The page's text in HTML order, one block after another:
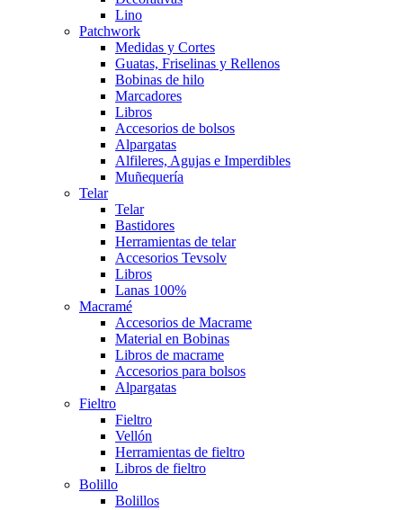
Lino
Patchwork
Medidas y Cortes
Guatas, Friselinas y Rellenos
Bobinas de hilo
Marcadores
Libros
Accesorios de bolsos
Alpargatas
Alfileres, Agujas e Imperdibles
Muñequería
Telar
Telar
Bastidores
Herramientas de telar
Accesorios Tevsolv
Libros
Lanas 100%
Macramé
Accesorios de Macrame
Material en Bobinas
Libros de macrame
Accesorios para bolsos
Alpargatas
Fieltro
Fieltro
Vellón
Herramientas de fieltro
Libros de fieltro
Bolillo
Bolillos